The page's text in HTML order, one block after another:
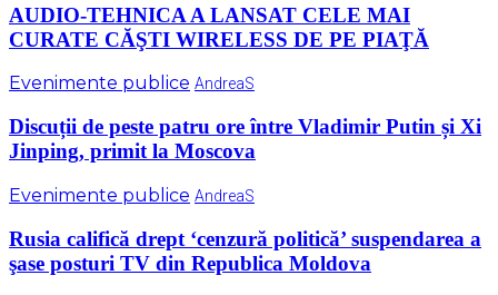
AUDIO-TEHNICA A LANSAT CELE MAI
CURATE CĂŞTI WIRELESS DE PE PIAŢĂ
Evenimente publice AndreaS
Discuții de peste patru ore între Vladimir Putin și Xi
Jinping, primit la Moscova
Evenimente publice AndreaS
Rusia califică drept ‘cenzură politică’ suspendarea a
şase posturi TV din Republica Moldova